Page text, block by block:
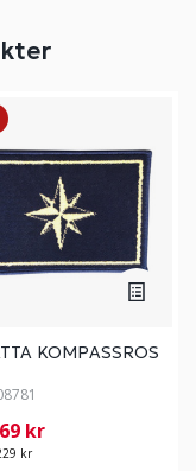
KOMPASSROS
kr
kr